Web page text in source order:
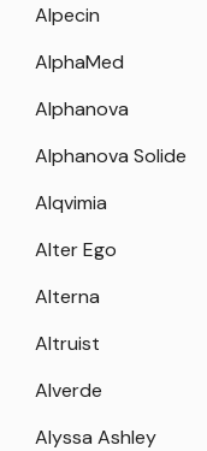
Alpecin
AlphaMed
Alphanova
Alphanova Solide
Alqvimia
Alter Ego
Alterna
Altruist
Alverde
Alyssa Ashley